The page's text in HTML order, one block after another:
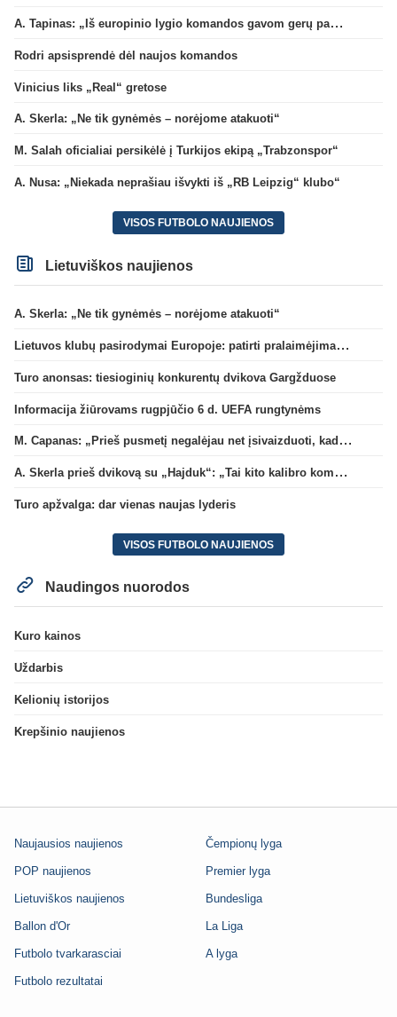
A. Tapinas: „Iš europinio lygio komandos gavom gerų pamokų“
Rodri apsisprendė dėl naujos komandos
Vinicius liks „Real“ gretose
A. Skerla: „Ne tik gynėmės – norėjome atakuoti“
M. Salah oficialiai persikėlė į Turkijos ekipą „Trabzonspor“
A. Nusa: „Niekada neprašiau išvykti iš „RB Leipzig“ klubo“
VISOS FUTBOLO NAUJIENOS
Lietuviškos naujienos
A. Skerla: „Ne tik gynėmės – norėjome atakuoti“
Lietuvos klubų pasirodymai Europoje: patirti pralaimėjimai Kroatijos atstovams
Turo anonsas: tiesioginių konkurentų dvikova Gargžduose
Informacija žiūrovams rugpjūčio 6 d. UEFA rungtynėms
M. Capanas: „Prieš pusmetį negalėjau net įsivaizduoti, kad žaisime prieš „Hajduk“
A. Skerla prieš dvikovą su „Hajduk“: „Tai kito kalibro komanda“
Turo apžvalga: dar vienas naujas lyderis
VISOS FUTBOLO NAUJIENOS
Naudingos nuorodos
Kuro kainos
Uždarbis
Kelionių istorijos
Krepšinio naujienos
Naujausios naujienos
POP naujienos
Lietuviškos naujienos
Ballon d'Or
Futbolo tvarkarasciai
Futbolo rezultatai
Čempionų lyga
Premier lyga
Bundesliga
La Liga
A lyga